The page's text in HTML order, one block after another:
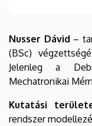
Nusser Dávid –
(BSc)
Jelenleg a
Mechatronikai
Kutatási
rendszer